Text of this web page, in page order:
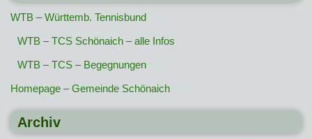
WTB – Württemb. Tennisbund
WTB – TCS Schönaich – alle Infos
WTB – TCS – Begegnungen
Homepage – Gemeinde Schönaich
Archiv